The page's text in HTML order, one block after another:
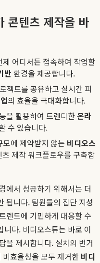
콘텐츠 제작을 바
어디서든 접속하여 작업할
반 환경을 제공합니다.
젝트를 공유하고 실시간 피
의 효율을 극대화합니다.
을 활용하여 트렌디한온라
수 있습니다.
모에 제약받지 않는 비디오스
제작 워크플로우를 구축합
에서 성공하기 위해서는 더
됩니다. 팀원들의 집단 지성
렌드에 기민하게 대응할 수
다. 비디오스튜는 바로 이
을 제시합니다. 설치의 번거
효율성을 모두 제거한 비디